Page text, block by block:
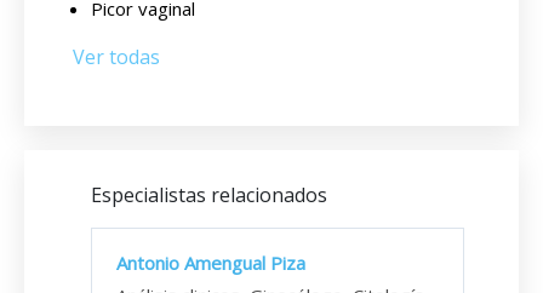
Picor vaginal
Ver todas
Especialistas relacionados
Antonio Amengual Piza